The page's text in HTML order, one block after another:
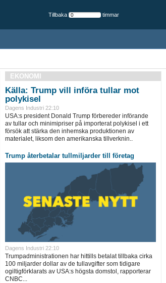
Tillbaka timmar
EKONOMI
Källa: Trump vill införa tullar mot
polykisel
Dagens Industri 22:10
USA:s president Donald Trump förbereder införande
av tullar och minimipriser på importerat polykisel i ett
försök att stärka den inhemska produktionen av
materialet, liksom den amerikanska tillverknin..
Trump återbetalar tullmiljarder till företag
Dagens Industri 22:10
Trumpadministrationen har hittills betalat tillbaka cirka
100 miljarder dollar av de tullavgifter som tidigare
ogiltigförklarats av USA:s högsta domstol, rapporterar
CNBC...